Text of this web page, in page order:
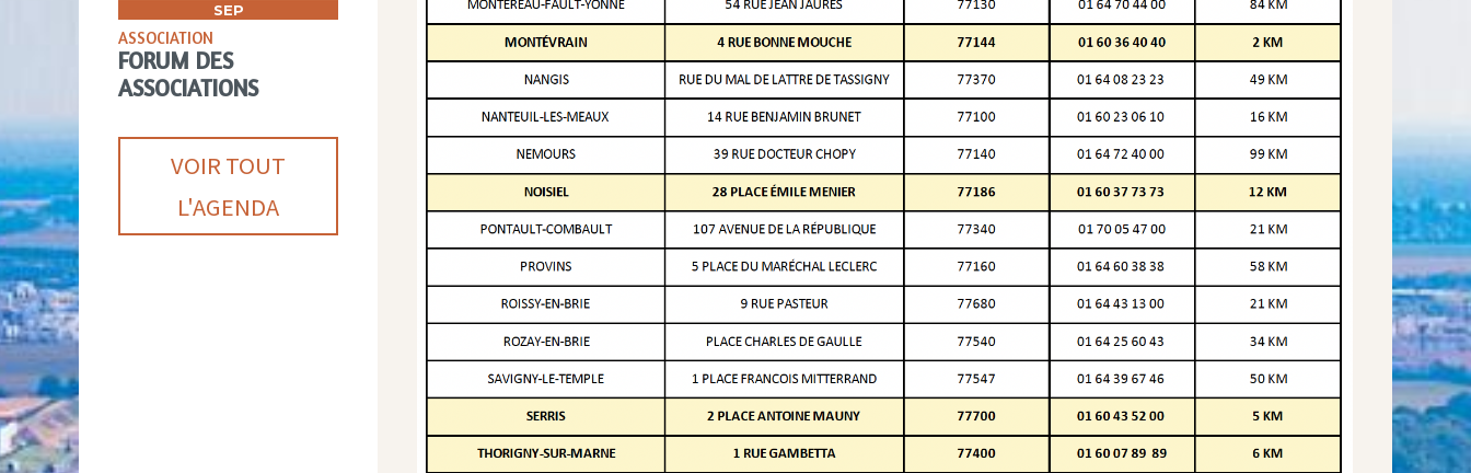
SEP
ASSOCIATION
FORUM DES
ASSOCIATIONS
VOIR TOUT
L'AGENDA